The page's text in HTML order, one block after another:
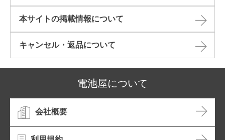
本サイトの掲載情報について​
キャンセル・返品について​
電池屋について
会社概要